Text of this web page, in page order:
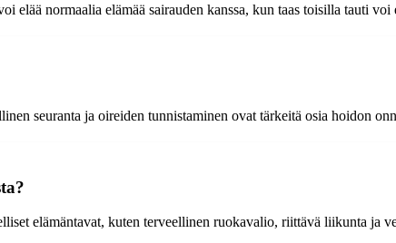
elää normaalia elämää sairauden kanssa, kun taas toisilla tauti
seuranta ja oireiden tunnistaminen ovat tärkeitä osia hoidon
elämäntavat, kuten terveellinen ruokavalio, riittävä liikunta ja